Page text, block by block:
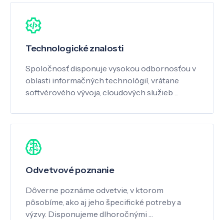
Technologické znalosti
Spoločnosť disponuje vysokou odbornosťou v
oblasti informačných technológií, vrátane
softvérového vývoja, cloudových služieb ...
Odvetvové poznanie
Dôverne poznáme odvetvie, v ktorom
pôsobíme, ako aj jeho špecifické potreby a
výzvy. Disponujeme dlhoročnými …